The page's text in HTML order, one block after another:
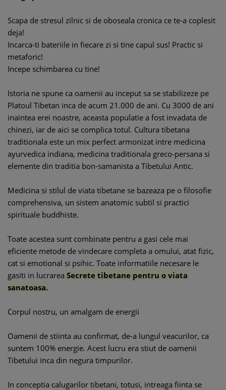
Scapa de stresul zilnic si de oboseala cronica ce te-a coplesit
deja!
Incarca-ti bateriile in fiecare zi si tine capul sus! Practic si
metaforic!
Incepe schimbarea cu tine!
Istoria ne spune ca oamenii au inceput sa se stabilizeze pe
Platoul Tibetan inca de acum 21.000 de ani. Cu 3000 de ani
inaintea erei noastre, aceasta populatie a fost invadata de
chinezi, iar de aici se complica totul. Cultura tibetana
traditionala este un mix perfect armonizat intre medicina
ayurvedica indiana, medicina traditionala greco-persana si
elemente din traditia bon-samanista a Tibetului Antic.
Medicina si stilul de viata tibetane se bazeaza pe o filosofie
comprehensiva, un sistem anatomic subtil si practici
spirituale buddhiste.
Toate acestea sunt combinate pentru a gasi cele mai
eficiente metode de vindecare completa a omului, atat fizic,
cat si emotional si psihic. Toate informatiile necesare le
gasiti in lucrarea Secrete tibetane pentru o viata
sanatoasa.
Corpul nostru, un amalgam de energii
Oamenii de stiinta au confirmat, de-a lungul veacurilor, ca
suntem 100% energie. Acest lucru era stiut de oamenii
Tibetului inca din negura timpurilor.
In conceptia calugarilor tibetani, totusi, intreaga fiinta se